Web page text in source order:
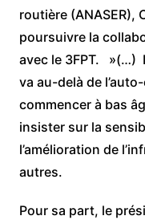
routière (ANASER),
poursuivre la
avec le 3FPT. »(…)
va au-delà de
commencer à bas
insister sur la
l’amélioration de
autres.
Pour sa part, le